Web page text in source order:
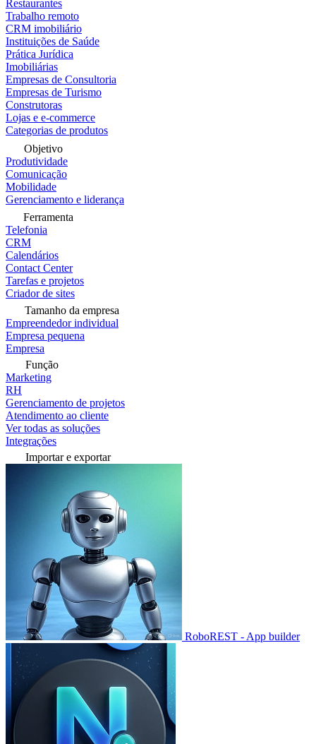
Restaurantes
Trabalho remoto
CRM imobiliário
Instituições de Saúde
Prática Jurídica
Imobiliárias
Empresas de Consultoria
Empresas de Turismo
Construtoras
Lojas e e-commerce
Categorias de produtos
Objetivo
Produtividade
Comunicação
Mobilidade
Gerenciamento e liderança
Ferramenta
Telefonia
CRM
Calendários
Contact Center
Tarefas e projetos
Criador de sites
Tamanho da empresa
Empreendedor individual
Empresa pequena
Empresa
Função
Marketing
RH
Gerenciamento de projetos
Atendimento ao cliente
Ver todas as soluções
Integrações
Importar e exportar
RoboREST - App builder